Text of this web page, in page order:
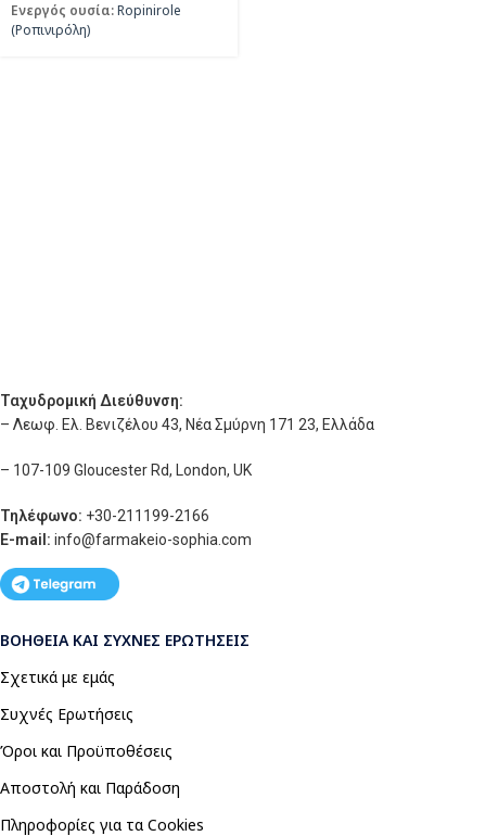
Ενεργός ουσία:Ropinirole
(Ροπινιρόλη)
Ταχυδρομική Διεύθυνση:
– Λεωφ. Ελ. Βενιζέλου 43, Νέα Σμύρνη 171 23, Ελλάδα
– 107-109 Gloucester Rd, London, UK
Τηλέφωνο: +30-211199-2166
E-mail: info@farmakeio-sophia.com
ΒΟΉΘΕΙΑ ΚΑΙ ΣΥΧΝΈΣ ΕΡΩΤΉΣΕΙΣ
Σχετικά με εμάς
Συχνές Ερωτήσεις
Όροι και Προϋποθέσεις
Αποστολή και Παράδοση
Πληροφορίες για τα Cookies